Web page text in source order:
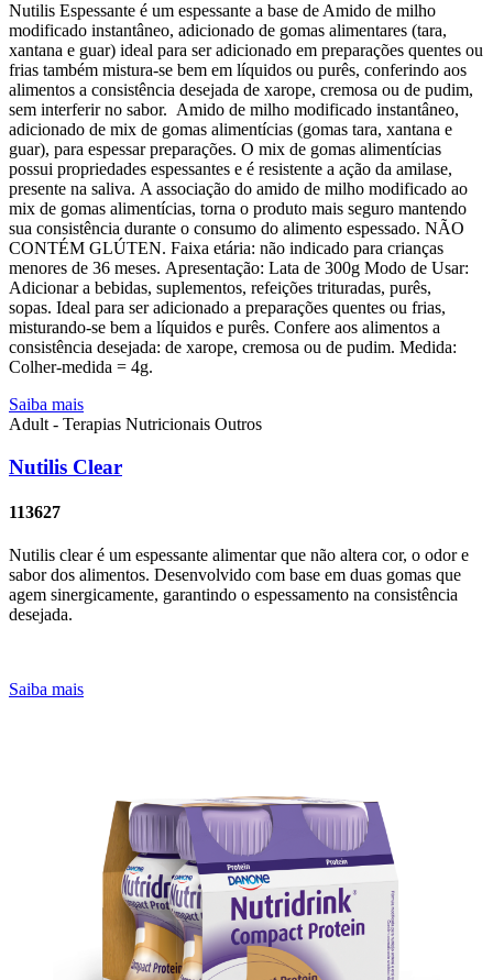
Nutilis Espessante é um espessante a base de Amido de milho
modificado instantâneo, adicionado de gomas alimentares (tara,
xantana e guar) ideal para ser adicionado em preparações quentes ou
frias também mistura-se bem em líquidos ou purês, conferindo aos
alimentos a consistência desejada de xarope, cremosa ou de pudim,
sem interferir no sabor. Amido de milho modificado instantâneo,
adicionado de mix de gomas alimentícias (gomas tara, xantana e
guar), para espessar preparações. O mix de gomas alimentícias
possui propriedades espessantes e é resistente a ação da amilase,
presente na saliva. A associação do amido de milho modificado ao
mix de gomas alimentícias, torna o produto mais seguro mantendo
sua consistência durante o consumo do alimento espessado. NÃO
CONTÉM GLÚTEN. Faixa etária: não indicado para crianças
menores de 36 meses. Apresentação: Lata de 300g Modo de Usar:
Adicionar a bebidas, suplementos, refeições trituradas, purês,
sopas. Ideal para ser adicionado a preparações quentes ou frias,
misturando-se bem a líquidos e purês. Confere aos alimentos a
consistência desejada: de xarope, cremosa ou de pudim. Medida:
Colher-medida = 4g.
Saiba mais
Adult - Terapias Nutricionais Outros
Nutilis Clear
113627
Nutilis clear é um espessante alimentar que não altera cor, o odor e
sabor dos alimentos. Desenvolvido com base em duas gomas que
agem sinergicamente, garantindo o espessamento na consistência
desejada.
Saiba mais